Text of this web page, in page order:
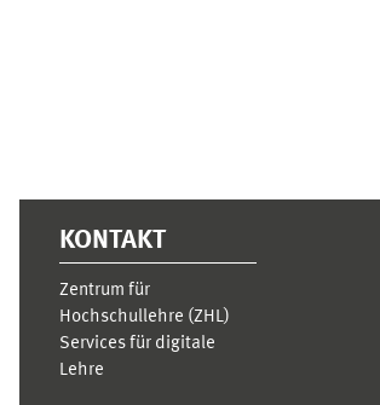
KONTAKT
Zentrum für
Hochschullehre (ZHL)
Services für digitale
Lehre